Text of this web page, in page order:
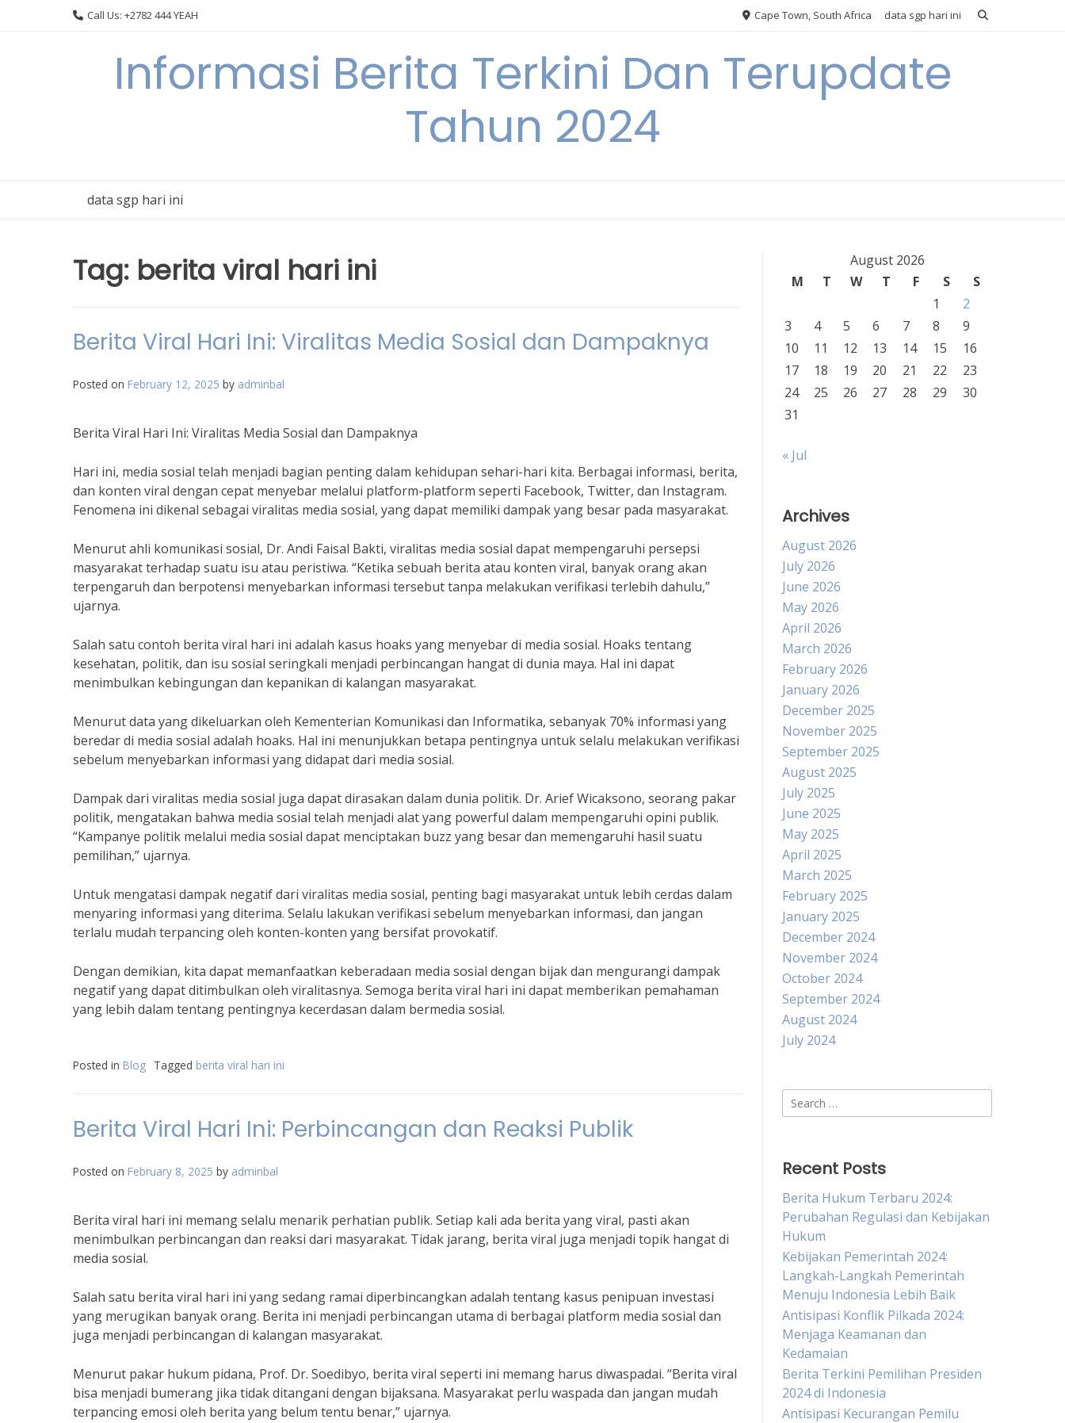
Call Us: +2782 444 YEAH Cape Town, South Africa data sgp hari ini
Informasi Berita Terkini Dan Terupdate
Tahun 2024
data sgp hari ini
Tag: berita viral hari ini
Berita Viral Hari Ini: Viralitas Media Sosial dan Dampaknya
Posted on February 12, 2025 by adminbal
Berita Viral Hari Ini: Viralitas Media Sosial dan Dampaknya
Hari ini, media sosial telah menjadi bagian penting dalam kehidupan sehari-hari kita. Berbagai informasi, berita,
dan konten viral dengan cepat menyebar melalui platform-platform seperti Facebook, Twitter, dan Instagram.
Fenomena ini dikenal sebagai viralitas media sosial, yang dapat memiliki dampak yang besar pada masyarakat.
Menurut ahli komunikasi sosial, Dr. Andi Faisal Bakti, viralitas media sosial dapat mempengaruhi persepsi
masyarakat terhadap suatu isu atau peristiwa. “Ketika sebuah berita atau konten viral, banyak orang akan
terpengaruh dan berpotensi menyebarkan informasi tersebut tanpa melakukan verifikasi terlebih dahulu,”
ujarnya.
Salah satu contoh berita viral hari ini adalah kasus hoaks yang menyebar di media sosial. Hoaks tentang
kesehatan, politik, dan isu sosial seringkali menjadi perbincangan hangat di dunia maya. Hal ini dapat
menimbulkan kebingungan dan kepanikan di kalangan masyarakat.
Menurut data yang dikeluarkan oleh Kementerian Komunikasi dan Informatika, sebanyak 70% informasi yang
beredar di media sosial adalah hoaks. Hal ini menunjukkan betapa pentingnya untuk selalu melakukan verifikasi
sebelum menyebarkan informasi yang didapat dari media sosial.
Dampak dari viralitas media sosial juga dapat dirasakan dalam dunia politik. Dr. Arief Wicaksono, seorang pakar
politik, mengatakan bahwa media sosial telah menjadi alat yang powerful dalam mempengaruhi opini publik.
“Kampanye politik melalui media sosial dapat menciptakan buzz yang besar dan memengaruhi hasil suatu
pemilihan,” ujarnya.
Untuk mengatasi dampak negatif dari viralitas media sosial, penting bagi masyarakat untuk lebih cerdas dalam
menyaring informasi yang diterima. Selalu lakukan verifikasi sebelum menyebarkan informasi, dan jangan
terlalu mudah terpancing oleh konten-konten yang bersifat provokatif.
Dengan demikian, kita dapat memanfaatkan keberadaan media sosial dengan bijak dan mengurangi dampak
negatif yang dapat ditimbulkan oleh viralitasnya. Semoga berita viral hari ini dapat memberikan pemahaman
yang lebih dalam tentang pentingnya kecerdasan dalam bermedia sosial.
Posted in Blog Tagged berita viral hari ini
Berita Viral Hari Ini: Perbincangan dan Reaksi Publik
Posted on February 8, 2025 by adminbal
Berita viral hari ini memang selalu menarik perhatian publik. Setiap kali ada berita yang viral, pasti akan
menimbulkan perbincangan dan reaksi dari masyarakat. Tidak jarang, berita viral juga menjadi topik hangat di
media sosial.
Salah satu berita viral hari ini yang sedang ramai diperbincangkan adalah tentang kasus penipuan investasi
yang merugikan banyak orang. Berita ini menjadi perbincangan utama di berbagai platform media sosial dan
juga menjadi perbincangan di kalangan masyarakat.
Menurut pakar hukum pidana, Prof. Dr. Soedibyo, berita viral seperti ini memang harus diwaspadai. “Berita viral
bisa menjadi bumerang jika tidak ditangani dengan bijaksana. Masyarakat perlu waspada dan jangan mudah
terpancing emosi oleh berita yang belum tentu benar,” ujarnya.
August 2026
M
T W T F S
S
1
2
3
4 5 6 7 8
9
10
11 12 13 14 15
16
17
18 19 20 21 22
23
24
25 26 27 28 29
30
31
« Jul
Archives
August 2026
July 2026
June 2026
May 2026
April 2026
March 2026
February 2026
January 2026
December 2025
November 2025
September 2025
August 2025
July 2025
June 2025
May 2025
April 2025
March 2025
February 2025
January 2025
December 2024
November 2024
October 2024
September 2024
August 2024
July 2024
Search
for:
Recent Posts
Berita Hukum Terbaru 2024:
Perubahan Regulasi dan Kebijakan
Hukum
Kebijakan Pemerintah 2024:
Langkah-Langkah Pemerintah
Menuju Indonesia Lebih Baik
Antisipasi Konflik Pilkada 2024:
Menjaga Keamanan dan
Kedamaian
Berita Terkini Pemilihan Presiden
2024 di Indonesia
Antisipasi Kecurangan Pemilu